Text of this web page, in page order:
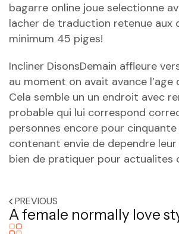
bagarre online joue selectionne
lacher de traduction retenue aux
minimum 45 piges!
Incliner DisonsDemain affleure
au moment on avait avance l’age
Cela semble un un endroit avec
probable qui lui correspond
personnes encore pour cinquante
contenant envie de dependre
bien de pratiquer pour actualites
PREVIOUS
A female normally love